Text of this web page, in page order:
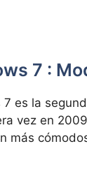
7 :
7 es la
vez en
más